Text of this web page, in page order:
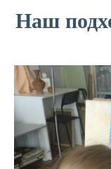
Наш